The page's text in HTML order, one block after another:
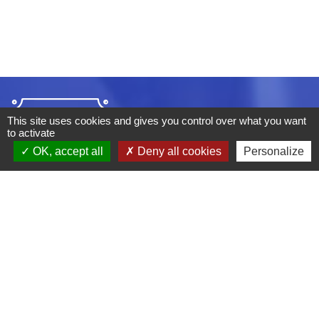
This site uses cookies and gives you control over what you want
to activate
OK, accept all
Deny all cookies Personalize